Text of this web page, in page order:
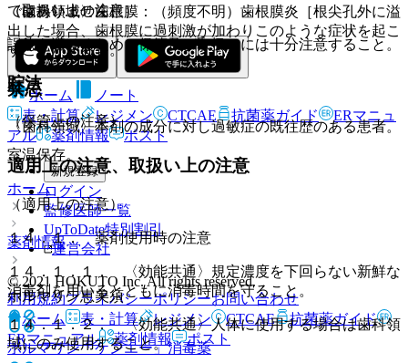
（取扱い上の注意）
誤飲を避けるため、保管及び取扱いには十分注意すること。
貯法
（保管上の注意）
室温保存。
ホーム
薬剤情報
ホルマリン恵美須
ホルマリン「ケンエー」消毒薬
〈歯科領域〉歯根膜：（頻度不明）歯根膜炎［根尖孔外に溢
出した場合、歯根膜に過刺激が加わりこのような症状を起こ
すことがある］。
禁忌
〈歯科領域〉本剤の成分に対し過敏症の既往歴のある患者。
適用上の注意、取扱い上の注意
（適用上の注意）
１４．１． 薬剤使用時の注意
１４．１．１． 〈効能共通〉規定濃度を下回らない新鮮な
消毒剤を用いるとともに消毒時間を守ること。
１４．１．２． 〈効能共通〉人体に使用する場合は歯科領
域にのみ使用すること。
ではありません。
ホーム
ノート
表・計算
レジメン CTCAE 抗菌薬ガイド
ERマニュ
アル
薬剤情報 ポスト
新規登録
ログイン
監修医師一覧
UpToDate特別割引
運営会社
© 2021 HOKUTO Inc. All rights reserved.
利用規約プライバシーポリシーお問い合わせ
ホーム
表・計算 レジメン CTCAE
抗菌薬ガイド
ERマニュアル
薬剤情報 ポスト